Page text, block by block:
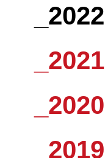
_2022
_2021
_2020
_2019